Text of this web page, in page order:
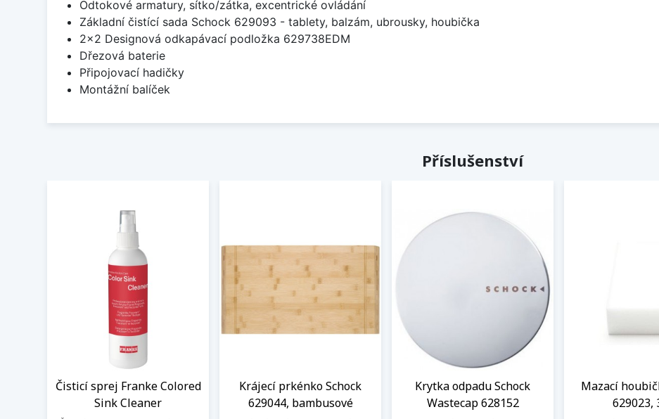
Odtokové armatury, sítko/zátka, excentrické ovládání
Základní čistící sada Schock 629093 - tablety, balzám, ubrousky, houbička
2x2 Designová odkapávací podložka 629738EDM
Dřezová baterie
Připojovací hadičky
Montážní balíček
Příslušenství
Čisticí sprej Franke Colored
Sink Cleaner
Krájecí prkénko Schock
629044, bambusové
Krytka odpadu Schock
Wastecap 628152
Mazací
629023,